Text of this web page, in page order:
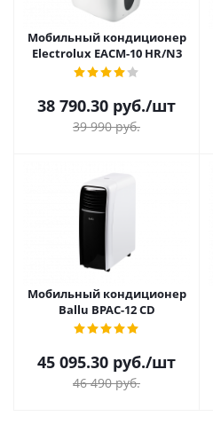
Мобильный кондиционер
Electrolux ЕАСМ-10 HR/N3
38 790.30 руб./шт
39 990руб.
Мобильный кондиционер
Ballu BPAC-12 CD
45 095.30 руб./шт
46 490руб.